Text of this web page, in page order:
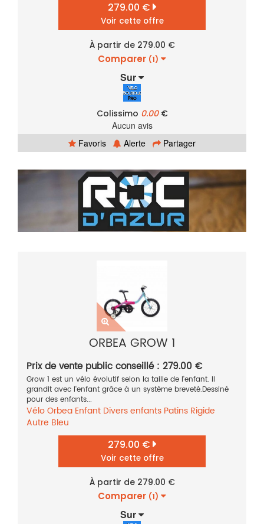
279.00 €
Voir cette offre
À partir de 279.00 €
Comparer (1)
Sur
Colissimo 0.00€
Aucun avis
Favoris
Alerte Partager
ORBEA GROW 1
Prix de vente public conseillé : 279.00 €
Grow 1 est un vélo évolutif selon la taille de l'enfant. Il
grandit avec l'enfant grâce à un système breveté.Dessiné
pour des enfants...
VéloOrbea Enfant Divers enfants Patins Rigide
Autre Bleu
279.00 €
Voir cette offre
À partir de 279.00 €
Comparer (1)
Sur